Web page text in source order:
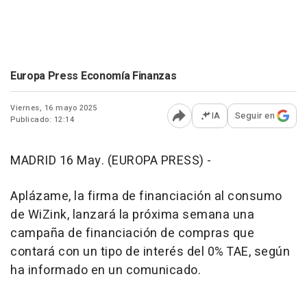
Europa Press Economía Finanzas
Viernes, 16 mayo 2025
Publicado: 12:14
Abrir opciones para
IA Seguir en
MADRID 16 May. (EUROPA PRESS) -
Aplázame, la firma de financiación al consumo
de WiZink, lanzará la próxima semana una
campaña de financiación de compras que
contará con un tipo de interés del 0% TAE, según
ha informado en un comunicado.